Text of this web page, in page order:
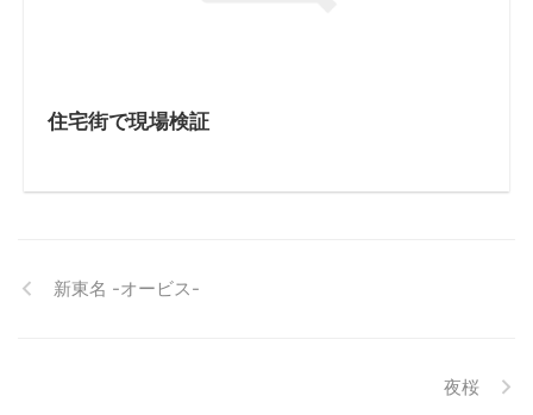
住宅街で現場検証
新東名 -オービス-
夜桜